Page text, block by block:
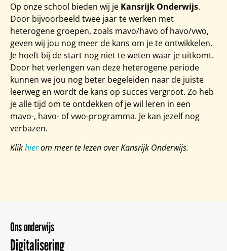
Op onze school bieden wij je Kansrijk Onderwijs.
Door bijvoorbeeld twee jaar te werken met
heterogene groepen, zoals mavo/havo of havo/vwo,
geven wij jou nog meer de kans om je te ontwikkelen.
Je hoeft bij de start nog niet te weten waar je uitkomt.
Door het verlengen van deze heterogene periode
kunnen we jou nog beter begeleiden naar de juiste
leerweg en wordt de kans op succes vergroot. Zo heb
je alle tijd om te ontdekken of je wil leren in een
mavo-, havo- of vwo-programma. Je kan jezelf nog
verbazen.
Klikhierom meer te lezen over Kansrijk Onderwijs.
Ons onderwijs
Digitalisering